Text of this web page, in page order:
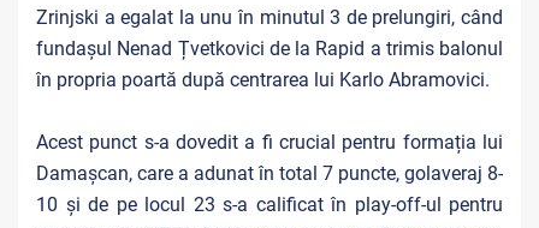
Zrinjski a egalat la unu în minutul 3 de prelungiri, când
fundașul Nenad Țvetkovici de la Rapid a trimis balonul
în propria poartă după centrarea lui Karlo Abramovici.
Acest punct s-a dovedit a fi crucial pentru formația lui
Damașcan, care a adunat în total 7 puncte, golaveraj 8-
10 și de pe locul 23 s-a calificat în play-off-ul pentru